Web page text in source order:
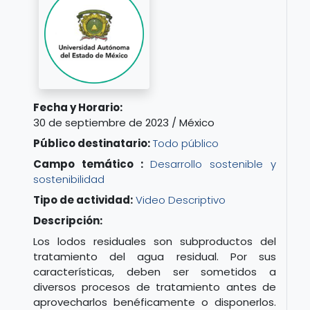
Fecha y Horario:
30 de septiembre de 2023 / México
Público destinatario:Todo público
Campo temático : Desarrollo sostenible y
sostenibilidad
Tipo de actividad:Video Descriptivo
Descripción:
Los lodos residuales son subproductos del
tratamiento del agua residual. Por sus
características, deben ser sometidos a
diversos procesos de tratamiento antes de
aprovecharlos benéficamente o disponerlos.